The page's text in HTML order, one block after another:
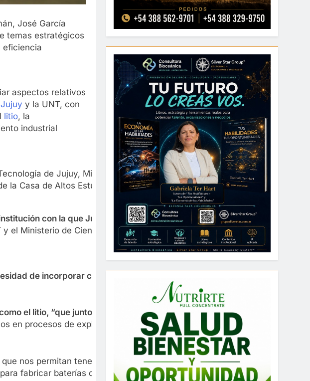
José García
temas estratégicos
eficiencia
aspectos relativos
Jujuy y la UNT, con
litio, la
industrial
de Jujuy, Miriam Serrano; el ex legislador Nacional, José
la Casa de Altos Estudios.
con la que Jujuy viene trabajando en el Instituto de
el Ministerio de Ciencia y Tecnología de la Nación, “en una
de incorporar con la UNT “mayor aporte científico y
el litio, “que junto Salta y Catamarca tenemos uno de los
en procesos de exploración y explotación con expectativas de
nos permitan tener soberanía energética”, enfatizó Morales, y
fabricar baterías de litio”.